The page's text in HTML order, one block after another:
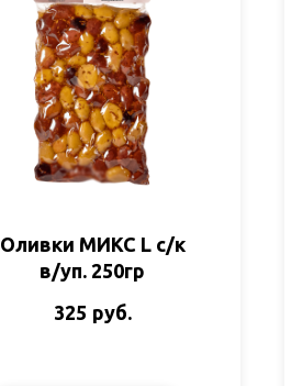
Оливки МИКС L с/к
в/уп. 250гр
325 руб.